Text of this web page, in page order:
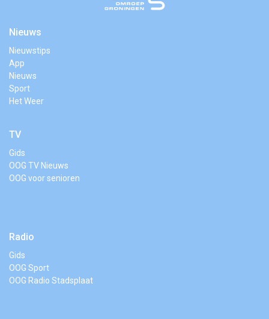
Nieuws
Nieuwstips
App
Nieuws
Sport
Het Weer
TV
Gids
OOG TV Nieuws
OOG voor senioren
Radio
Gids
OOG Sport
OOG Radio Stadsplaat